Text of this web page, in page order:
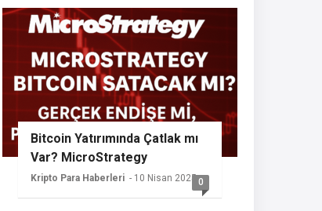
Bitcoin alımının sinyalini
veriyor
Bitcoin Yatırımında Çatlak mı
Var? MicroStrategy
Sessizliğini Koruyor
Kripto Para Haberleri - 10 Nisan 20250